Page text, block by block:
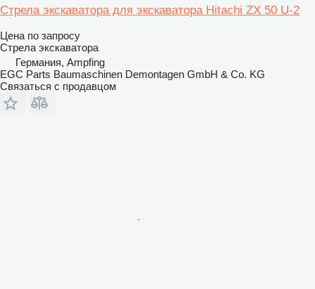
Стрела экскаватора для экскаватора Hitachi ZX 50 U-2
Цена по запросу
Стрела экскаватора
Германия, Ampfing
EGC Parts Baumaschinen Demontagen GmbH & Co. KG
Связаться с продавцом